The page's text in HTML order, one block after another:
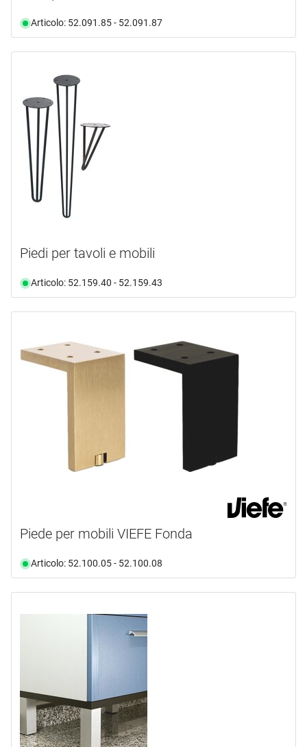
Articolo: 52.091.85 - 52.091.87
Piedi per tavoli e mobili
Articolo: 52.159.40 - 52.159.43
Piede per mobili VIEFE Fonda
Articolo: 52.100.05 - 52.100.08